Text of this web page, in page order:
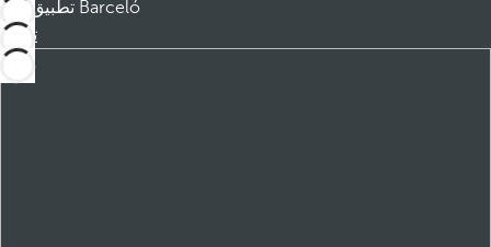
تطبيق Barceló
تنزيل